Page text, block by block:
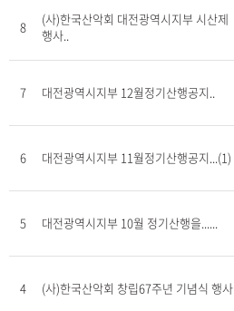
8
(사)한국산악회 대전광역시지부 시산제
행사..
7 대전광역시지부 12월정기산행공지..
6 대전광역시지부 11월정기산행공지...(1)
5 대전광역시지부 10월 정기산행을......
4 (사)한국산악회 창립67주년 기념식 행사